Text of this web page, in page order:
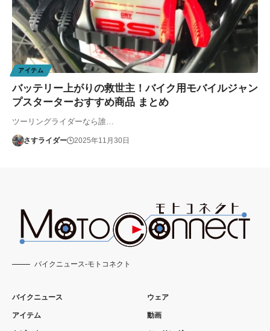
アイテム
バッテリー上がりの救世主！バイク用モバイルジャン
プスターターおすすめ商品 まとめ
ツーリングライダーなら誰…
さすライダー 2025年11月30日
バイクニュース-モトコネクト
バイクニュース
アイテム
ウェア
動画